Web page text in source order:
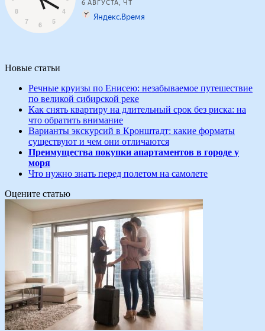
Новые статьи
Речные круизы по Енисею: незабываемое путешествие
по великой сибирской реке
Как снять квартиру на длительный срок без риска: на
что обратить внимание
Варианты экскурсий в Кронштадт: какие форматы
существуют и чем они отличаются
Преимущества покупки апартаментов в городе у
моря
Что нужно знать перед полетом на самолете
Оцените статью